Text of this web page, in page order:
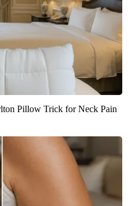
Pillow Trick for Neck Pain